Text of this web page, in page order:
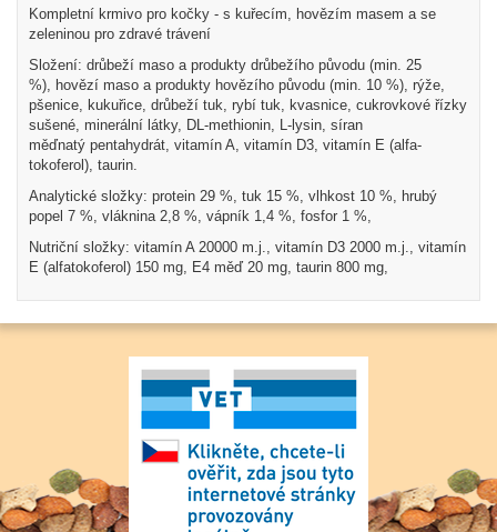
Kompletní krmivo pro kočky - s kuřecím, hovězím masem a se
zeleninou pro zdravé trávení
Složení: drůbeží maso a produkty drůbežího původu (min. 25
%), hovězí maso a produkty hovězího původu (min. 10 %), rýže,
pšenice, kukuřice, drůbeží tuk, rybí tuk, kvasnice, cukrovkové řízky
sušené, minerální látky, DL-methionin, L-lysin, síran
měďnatý pentahydrát, vitamín A, vitamín D3, vitamín E (alfa-
tokoferol), taurin.
Analytické složky: protein 29 %, tuk 15 %, vlhkost 10 %, hrubý
popel 7 %, vláknina 2,8 %, vápník 1,4 %, fosfor 1 %,
Nutriční složky: vitamín A 20000 m.j., vitamín D3 2000 m.j., vitamín
E (alfatokoferol) 150 mg, E4 měď 20 mg, taurin 800 mg,